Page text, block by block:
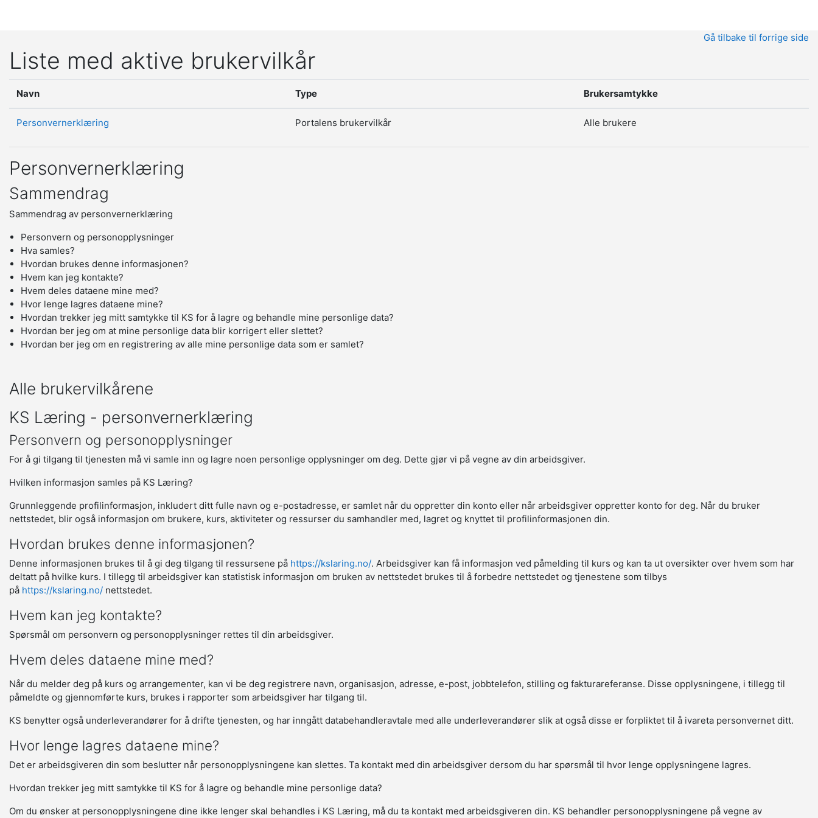
Gå tilbake til forrige side
Liste med aktive brukervilkår
Navn Type Brukersamtykke
Personvernerklæring Portalens brukervilkår Alle brukere
Personvernerklæring
Sammendrag
Sammendrag av personvernerklæring
Personvern og personopplysninger
Hva samles?
Hvordan brukes denne informasjonen?
Hvem kan jeg kontakte?
Hvem deles dataene mine med?
Hvor lenge lagres dataene mine?
Hvordan trekker jeg mitt samtykke til KS for å lagre og behandle mine personlige data?
Hvordan ber jeg om at mine personlige data blir korrigert eller slettet?
Hvordan ber jeg om en registrering av alle mine personlige data som er samlet?
Alle brukervilkårene
KS Læring - personvernerklæring
Personvern og personopplysninger
For å gi tilgang til tjenesten må vi samle inn og lagre noen personlige opplysninger om deg. Dette gjør vi på vegne av din arbeidsgiver.
Hvilken informasjon samles på KS Læring?
Grunnleggende profilinformasjon, inkludert ditt fulle navn og e-postadresse, er samlet når du oppretter din konto eller når arbeidsgiver oppretter konto for deg. Når du bruker
nettstedet, blir også informasjon om brukere, kurs, aktiviteter og ressurser du samhandler med, lagret og knyttet til profilinformasjonen din.
Hvordan brukes denne informasjonen?
Denne informasjonen brukes til å gi deg tilgang til ressursene på https://kslaring.no/. Arbeidsgiver kan få informasjon ved påmelding til kurs og kan ta ut oversikter over hvem som har
deltatt på hvilke kurs. I tillegg til arbeidsgiver kan statistisk informasjon om bruken av nettstedet brukes til å forbedre nettstedet og tjenestene som tilbys
på https://kslaring.no/ nettstedet.
Hvem kan jeg kontakte?
Spørsmål om personvern og personopplysninger rettes til din arbeidsgiver.
Hvem deles dataene mine med?
Når du melder deg på kurs og arrangementer, kan vi be deg registrere navn, organisasjon, adresse, e-post, jobbtelefon, stilling og fakturareferanse. Disse opplysningene, i tillegg til
påmeldte og gjennomførte kurs, brukes i rapporter som arbeidsgiver har tilgang til.
KS benytter også underleverandører for å drifte tjenesten, og har inngått databehandleravtale med alle underleverandører slik at også disse er forpliktet til å ivareta personvernet ditt.
Hvor lenge lagres dataene mine?
Det er arbeidsgiveren din som beslutter når personopplysningene kan slettes. Ta kontakt med din arbeidsgiver dersom du har spørsmål til hvor lenge opplysningene lagres.
Hvordan trekker jeg mitt samtykke til KS for å lagre og behandle mine personlige data?
Om du ønsker at personopplysningene dine ikke lenger skal behandles i KS Læring, må du ta kontakt med arbeidsgiveren din. KS behandler personopplysningene på vegne av